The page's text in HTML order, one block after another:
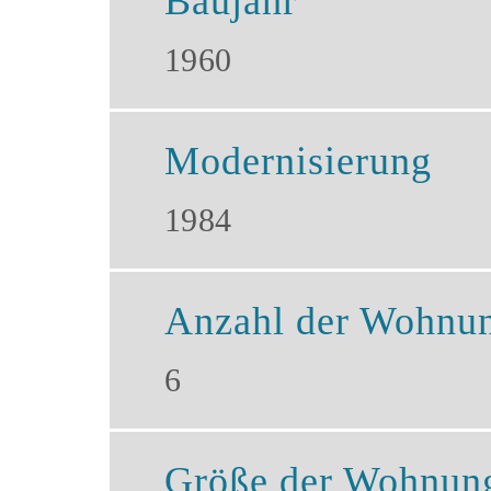
1960
Modernisierung
1984
Anzahl der
6
Größe der